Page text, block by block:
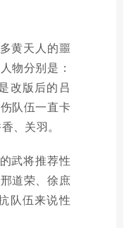
黄天人的噩
物分别是：
改版后的吕
队伍一直卡
、关羽。
武将推荐性
道荣、徐庶
队伍来说性